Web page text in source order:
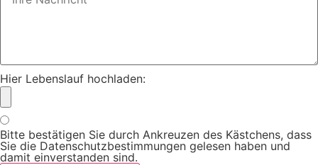
Hier Lebenslauf hochladen:
Bitte bestätigen Sie durch Ankreuzen des Kästchens, dass
Sie die Datenschutzbestimmungen gelesen haben und
damit einverstanden sind.